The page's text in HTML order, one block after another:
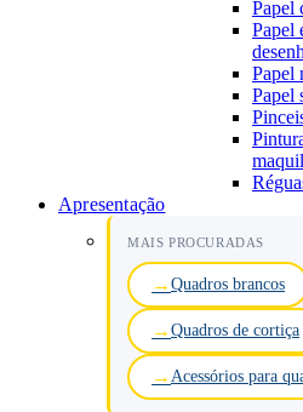
Papel
Papel
Papel
Papel
Apresentação
MAIS PROCURADAS
Quadros brancos
Quadros de cortiça
Acessórios para